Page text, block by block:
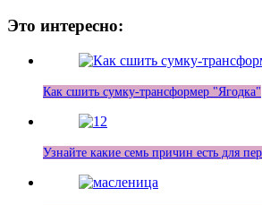
Это интересно:
Как сшить сумку-трансформер "Ягодка"
Узнайте какие семь причин есть для